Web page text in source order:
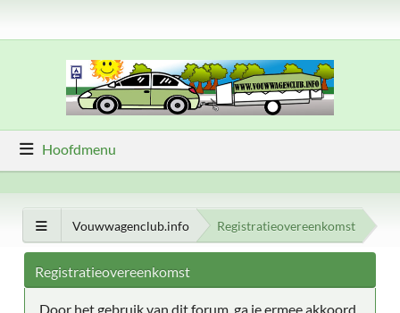
Hoofdmenu
Vouwwagenclub.info Registratieovereenkomst
Registratieovereenkomst
Door het gebruik van dit forum, ga je ermee akkoord